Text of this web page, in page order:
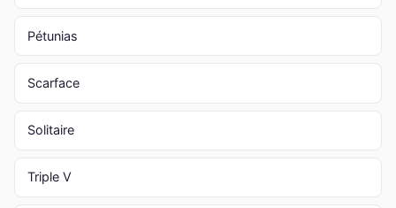
Pétunias
Scarface
Solitaire
Triple V